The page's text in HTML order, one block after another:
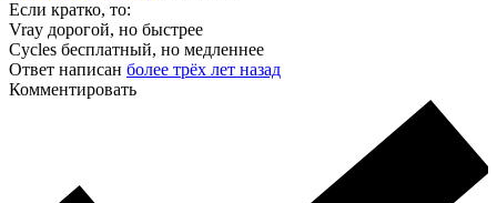
Если кратко, то:
Vray дорогой, но быстрее
Cycles бесплатный, но медленнее
Ответ написан более трёх лет назад
Комментировать